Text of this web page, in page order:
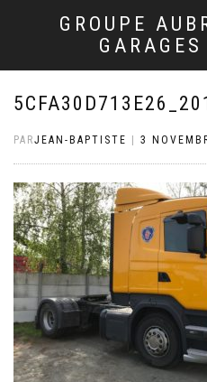
GROUPE
GARAGES
PARJEAN-BAPTISTE 3